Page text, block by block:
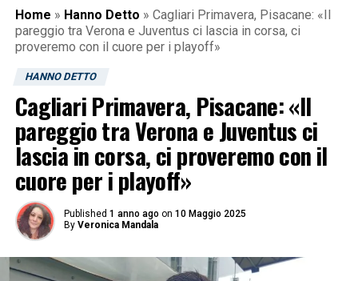
Home » Hanno Detto » Cagliari Primavera, Pisacane: «Il
pareggio tra Verona e Juventus ci lascia in corsa, ci
proveremo con il cuore per i playoff»
HANNO DETTO
Cagliari Primavera, Pisacane: «Il
pareggio tra Verona e Juventus ci
lascia in corsa, ci proveremo con il
cuore per i playoff»
Published 1 anno ago on 10 Maggio 2025
By Veronica Mandala